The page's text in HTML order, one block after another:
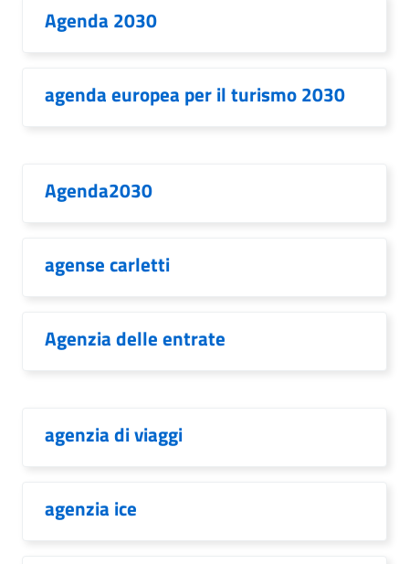
Agenda 2030
agenda europea per il turismo 2030
Agenda2030
agense carletti
Agenzia delle entrate
agenzia di viaggi
agenzia ice